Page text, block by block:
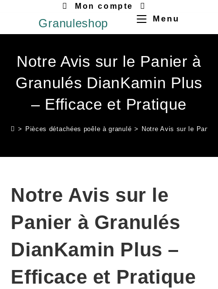
Mon compte
Granuleshop Menu
Notre Avis sur le Panier à
Granulés DianKamin Plus
– Efficace et Pratique
> Pièces détachées poêle à granulé > Notre Avis sur le
Notre Avis sur le
Panier à Granulés
DianKamin Plus –
Efficace et Pratique